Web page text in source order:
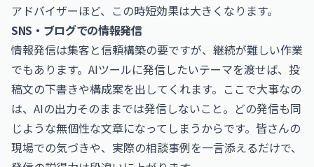
アドバイザーほど、この時短効果は大きくなります。
SNS・ブログでの情報発信
情報発信は集客と信頼構築の要ですが、継続が難しい作業
でもあります。AIツールに発信したいテーマを渡せば、投
稿文の下書きや構成案を出してくれます。ここで大事なの
は、AIの出力そのままでは発信しないこと。どの発信も同
じような無個性な文章になってしまうからです。皆さんの
現場での気づきや、実際の相談事例を一言添えるだけで、